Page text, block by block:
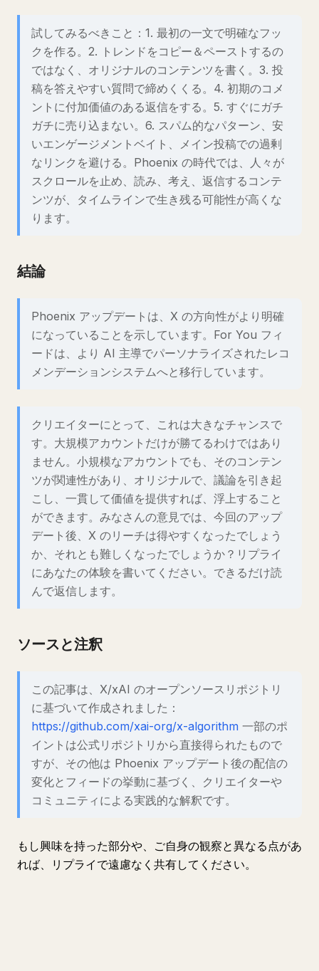
試してみるべきこと：1. 最初の一文で明確なフッ
クを作る。2. トレンドをコピー＆ペーストするの
ではなく、オリジナルのコンテンツを書く。3. 投
稿を答えやすい質問で締めくくる。4. 初期のコメ
ントに付加価値のある返信をする。5. すぐにガチ
ガチに売り込まない。6. スパム的なパターン、安
いエンゲージメントベイト、メイン投稿での過剰
なリンクを避ける。Phoenix の時代では、人々が
スクロールを止め、読み、考え、返信するコンテ
ンツが、タイムラインで生き残る可能性が高くな
ります。
結論
Phoenix アップデートは、X の方向性がより明確
になっていることを示しています。For You フィ
ードは、より AI 主導でパーソナライズされたレコ
メンデーションシステムへと移行しています。
クリエイターにとって、これは大きなチャンスで
す。大規模アカウントだけが勝てるわけではあり
ません。小規模なアカウントでも、そのコンテン
ツが関連性があり、オリジナルで、議論を引き起
こし、一貫して価値を提供すれば、浮上すること
ができます。みなさんの意見では、今回のアップ
デート後、X のリーチは得やすくなったでしょう
か、それとも難しくなったでしょうか？リプライ
にあなたの体験を書いてください。できるだけ読
んで返信します。
ソースと注釈
この記事は、X/xAI のオープンソースリポジトリ
に基づいて作成されました：
https://github.com/xai-org/x-algorithm 一部のポ
イントは公式リポジトリから直接得られたもので
すが、その他は Phoenix アップデート後の配信の
変化とフィードの挙動に基づく、クリエイターや
コミュニティによる実践的な解釈です。
もし興味を持った部分や、ご自身の観察と異なる点があ
れば、リプライで遠慮なく共有してください。